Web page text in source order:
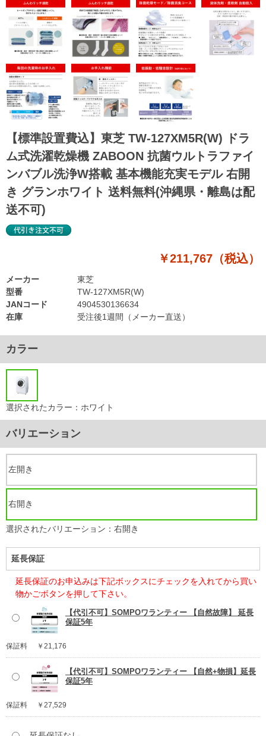
【標準設置費込】東芝 TW-127XM5R(W) ドラ
ム式洗濯乾燥機 ZABOON 抗菌ウルトラファイ
ンバブル洗浄W搭載 基本機能充実モデル 右開
き グランホワイト 送料無料(沖縄県・離島は配
送不可)
￥211,767（税込）
型番
TW-127XM5R(W)
JANコード
4904530136634
在庫
受注後1週間（メーカー直送）
メーカー 東芝
カラー
選択されたカラー：ホワイト
バリエーション
左開き
右開き
選択されたバリエーション：右開き
延長保証
延長保証のお申込みは下記ボックスにチェックを入れてから買い
物かごボタンを押して下さい。
【代引不可】SOMPOワランティー 【自然故障】 延長
保証5年
保証料 ￥21,176
【代引不可】SOMPOワランティー 【自然+物損】延長
保証5年
保証料 ￥27,529